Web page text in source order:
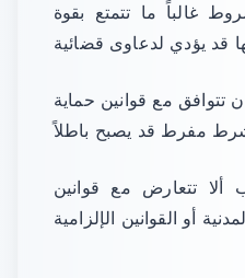
غالباً ما تتمتع بقوة
مع قوانين حماية
تتعارض مع قوانين